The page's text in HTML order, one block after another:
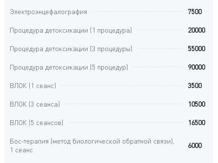
Электроэнцефалография 7500
Процедура детоксикации (1 процедура) 20000
Процедура детоксикации (3 процедуры) 55000
Процедура детоксикации (5 процедур) 90000
ВЛОК (1 сеанс) 3500
ВЛОК (3 сеанса) 10500
ВЛОК (5 сеансов) 16500
Бос-терапия (метод биологической обратной связи),
1 сеанс
6000